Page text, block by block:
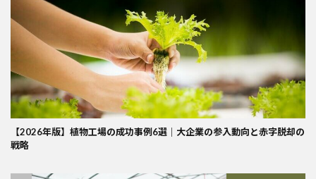
【2026年版】植物工場の成功事例6選｜大企業の参入動向と赤字脱却の
戦略